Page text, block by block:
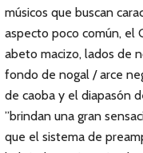
músicos que buscan
aspecto poco común, el
abeto macizo, lados de
fondo de nogal / arce
de caoba y el diapasón
”brindan una gran
que el sistema de